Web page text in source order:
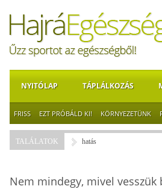
NYITÓLAP TÁPLÁLKOZÁS
FRISS EZT PRÓBÁLD KI! KÖRNYEZETÜNK
TALÁLATOK hatás
Nem mindegy, mivel vesszük